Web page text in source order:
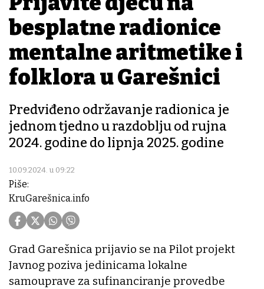
besplatne radionice
mentalne aritmetike i
folklora u Garešnici
Predviđeno održavanje radionica je
jednom tjedno u razdoblju od rujna
2024. godine do lipnja 2025. godine
10.09.2024. u 09:22
Piše:
KruGarešnica.info
Grad Garešnica prijavio se na Pilot projekt
Javnog poziva jedinicama lokalne
samouprave za sufinanciranje provedbe